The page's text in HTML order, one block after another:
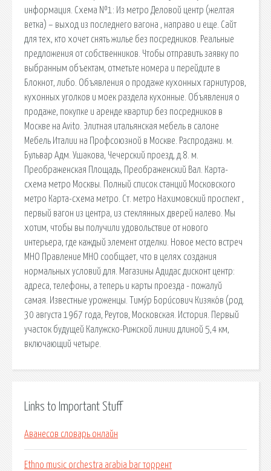
информация. Схема №1: Из метро Деловой центр (желтая
ветка) – выход из последнего вагона , направо и еще. Сайт
для тех, кто хочет снять жилье без посредников. Реальные
предложения от собственников. Чтобы отправить заявку по
выбранным объектам, отметьте номера и перейдите в
Блокнот, либо. Объявления о продаже кухонных гарнитуров,
кухонных уголков и моек раздела кухонные. Объявления о
продаже, покупке и аренде квартир без посредников в
Москве на Avito. Элитная итальянская мебель в салоне
Мебель Италии на Профсоюзной в Москве. Распродажи. м.
Бульвар Адм. Ушакова, Чечерский проезд, д.8. м.
Преображенская Площадь, Преображенский Вал. Карта-
схема метро Москвы. Полный список станций Московского
метро Карта-схема метро. Ст. метро Нахимовский проспект ,
первый вагон из центра, из стеклянных дверей налево. Мы
хотим, чтобы вы получили удовольствие от нового
интерьера, где каждый элемент отделки. Новое место встреч
МНО Правление МНО сообщает, что в целях создания
нормальных условий для. Магазины Адидас дисконт центр:
адреса, телефоны, а теперь и карты проезда - пожалуй
самая. Известные уроженцы. Тиму́р Бори́сович Кизяко́в (род.
30 августа 1967 года, Реутов, Московская. История. Первый
участок будущей Калужско-Рижской линии длиной 5,4 км,
включающий четыре.
Links to Important Stuff
Аванесов словарь онлайн
Ethno music orchestra arabia bar торрент